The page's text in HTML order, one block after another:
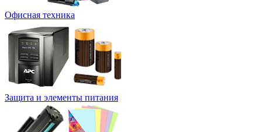
Офисная техника
Защита и элементы питания